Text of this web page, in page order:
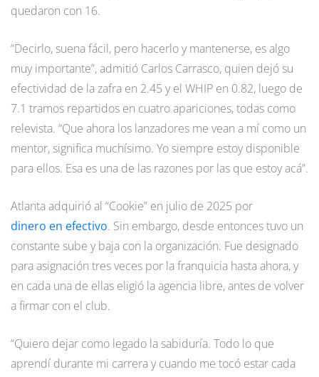
quedaron con 16.
“Decirlo, suena fácil, pero hacerlo y mantenerse, es algo
muy importante”, admitió Carlos Carrasco, quien dejó su
efectividad de la zafra en 2.45 y el WHIP en 0.82, luego de
7.1 tramos repartidos en cuatro apariciones, todas como
relevista. “Que ahora los lanzadores me vean a mí como un
mentor, significa muchísimo. Yo siempre estoy disponible
para ellos. Esa es una de las razones por las que estoy acá”.
Atlanta adquirió al “Cookie” en julio de 2025 por
dinero en efectivo. Sin embargo, desde entonces tuvo un
constante sube y baja con la organización. Fue designado
para asignación tres veces por la franquicia hasta ahora, y
en cada una de ellas eligió la agencia libre, antes de volver
a firmar con el club.
“Quiero dejar como legado la sabiduría. Todo lo que
aprendí durante mi carrera y cuando me tocó estar cada